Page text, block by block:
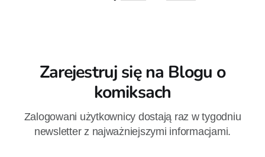
Zarejestruj się na Blogu o
komiksach
Zalogowani użytkownicy dostają raz w tygodniu
newsletter z najważniejszymi informacjami.